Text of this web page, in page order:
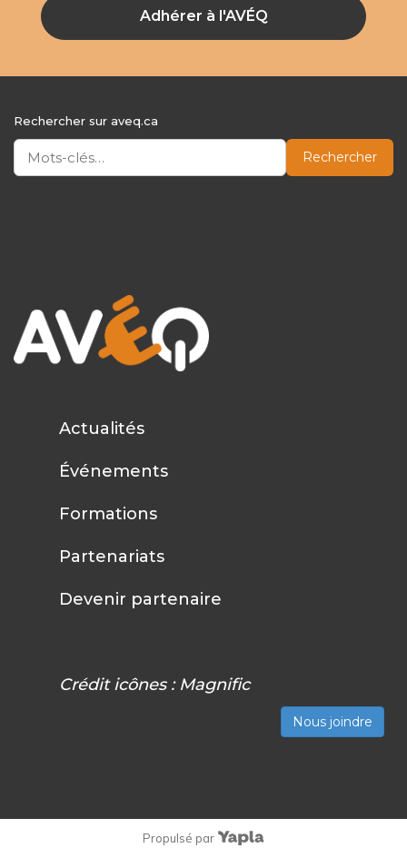
Adhérer à l'AVÉQ
Rechercher sur aveq.ca
Rechercher
Actualités
Événements
Formations
Partenariats
Devenir partenaire
Crédit icônes : Magnific
Nous joindre
Propulsé par